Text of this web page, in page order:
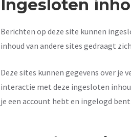
Ingesloten
Berichten op deze site kunnen
inhoud van andere sites gedraagt
Deze sites kunnen gegevens over
interactie met deze ingesloten
je een account hebt en ingelogd